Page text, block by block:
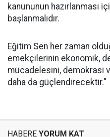
kanununun hazırlanması
başlanmalıdır.
Eğitim Sen her zaman
emekçilerinin ekonomik,
mücadelesini, demokrasi
daha da güçlendirecektir."
HABERE YORUM KAT